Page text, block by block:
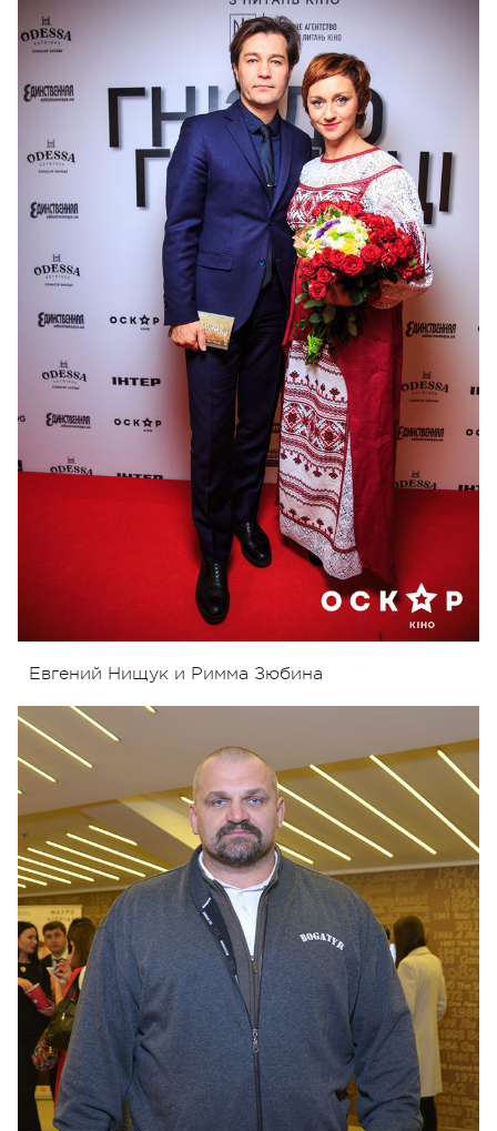
Евгений Нищук и Римма Зюбина